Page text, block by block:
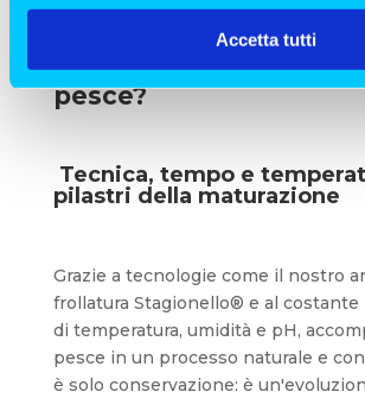
Accetta tutti
Come funziona la
pesce?
Tecnica, tempo e
pilastri della maturazione
Grazie a tecnologie come il nostro
frollatura Stagionello® e al costante
di temperatura, umidità e pH,
pesce in un processo naturale e
è solo conservazione: è